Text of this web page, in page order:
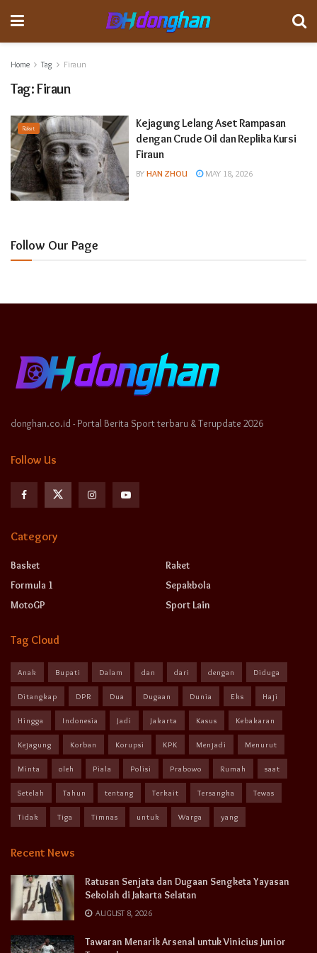
Home Tag Firaun
Tag:Firaun
Raket
Kejagung Lelang Aset Rampasan
dengan Crude Oil dan Replika Kursi
Firaun
BY HAN ZHOU MAY 18, 2026
Follow Our Page
donghan.co.id - Portal Berita Sport terbaru & Terupdate 2026
Follow Us
Category
Basket
Formula 1
MotoGP
Raket
Sepakbola
Sport Lain
Tag Cloud
Anak Bupati Dalam dan dari dengan Diduga
Ditangkap DPR Dua Dugaan Dunia Eks Haji
Hingga Indonesia Jadi Jakarta Kasus Kebakaran
Kejagung Korban Korupsi KPK Menjadi Menurut
Minta oleh Piala Polisi Prabowo Rumah saat
Setelah Tahun tentang Terkait Tersangka Tewas
Tidak Tiga Timnas untuk Warga yang
Recent News
Ratusan Senjata dan Dugaan Sengketa Yayasan
Sekolah di Jakarta Selatan
AUGUST 8, 2026
Tawaran Menarik Arsenal untuk Vinicius Junior